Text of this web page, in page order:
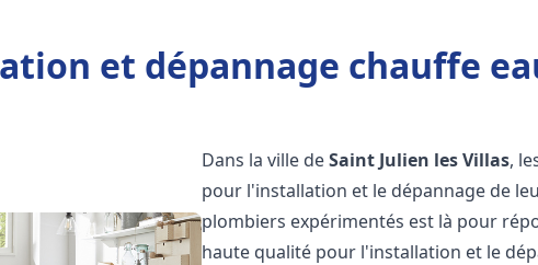
et dépannage chauffe
Dans la ville deSaint Julien les Villas,
pour l'installation et le dépannage de
plombiers expérimentés est là pour
haute qualité pour l'installation et le